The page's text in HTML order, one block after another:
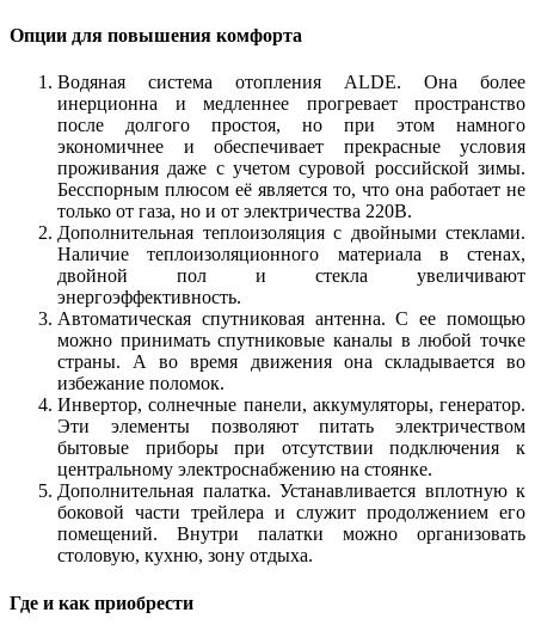
Опции для повышения комфорта
Водяная система отопления ALDE. Она более
инерционна и медленнее прогревает пространство
после долгого простоя, но при этом намного
экономичнее и обеспечивает прекрасные условия
проживания даже с учетом суровой российской зимы.
Бесспорным плюсом её является то, что она работает не
только от газа, но и от электричества 220В.
Дополнительная теплоизоляция с двойными стеклами.
Наличие теплоизоляционного материала в стенах,
двойной пол и стекла увеличивают
энергоэффективность.
Автоматическая спутниковая антенна. С ее помощью
можно принимать спутниковые каналы в любой точке
страны. А во время движения она складывается во
избежание поломок.
Инвертор, солнечные панели, аккумуляторы, генератор.
Эти элементы позволяют питать электричеством
бытовые приборы при отсутствии подключения к
центральному электроснабжению на стоянке.
Дополнительная палатка. Устанавливается вплотную к
боковой части трейлера и служит продолжением его
помещений. Внутри палатки можно организовать
столовую, кухню, зону отдыха.
Где и как приобрести